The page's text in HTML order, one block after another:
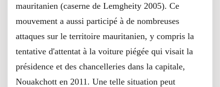
mauritanien (caserne de Lemgheity 2005). Ce
mouvement a aussi participé à de nombreuses
attaques sur le territoire mauritanien, y compris la
tentative d'attentat à la voiture piégée qui visait la
présidence et des chancelleries dans la capitale,
Nouakchott en 2011. Une telle situation peut